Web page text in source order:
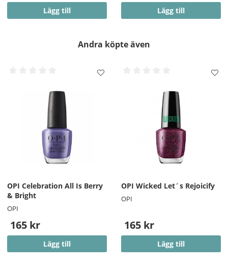
Lägg till Lägg till
Andra köpte även
OPI Celebration All Is Berry
& Bright
OPI
165 kr
Lägg till
OPI Wicked Let´s Rejoicify
OPI
165 kr
Lägg till